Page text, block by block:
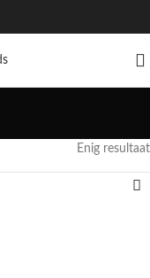
Enig resultaat